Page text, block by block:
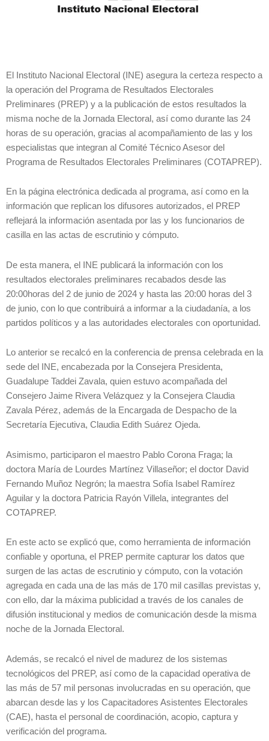
El Instituto Nacional Electoral (INE) asegura la certeza respecto a
la operación del Programa de Resultados Electorales
Preliminares (PREP) y a la publicación de estos resultados la
misma noche de la Jornada Electoral, así como durante las 24
horas de su operación, gracias al acompañamiento de las y los
especialistas que integran al Comité Técnico Asesor del
Programa de Resultados Electorales Preliminares (COTAPREP).
En la página electrónica dedicada al programa, así como en la
información que replican los difusores autorizados, el PREP
reflejará la información asentada por las y los funcionarios de
casilla en las actas de escrutinio y cómputo.
De esta manera, el INE publicará la información con los
resultados electorales preliminares recabados desde las
20:00horas del 2 de junio de 2024 y hasta las 20:00 horas del 3
de junio, con lo que contribuirá a informar a la ciudadanía, a los
partidos políticos y a las autoridades electorales con oportunidad.
Lo anterior se recalcó en la conferencia de prensa celebrada en la
sede del INE, encabezada por la Consejera Presidenta,
Guadalupe Taddei Zavala, quien estuvo acompañada del
Consejero Jaime Rivera Velázquez y la Consejera Claudia
Zavala Pérez, además de la Encargada de Despacho de la
Secretaría Ejecutiva, Claudia Edith Suárez Ojeda.
Asimismo, participaron el maestro Pablo Corona Fraga; la
doctora María de Lourdes Martínez Villaseñor; el doctor David
Fernando Muñoz Negrón; la maestra Sofía Isabel Ramírez
Aguilar y la doctora Patricia Rayón Villela, integrantes del
COTAPREP.
En este acto se explicó que, como herramienta de información
confiable y oportuna, el PREP permite capturar los datos que
surgen de las actas de escrutinio y cómputo, con la votación
agregada en cada una de las más de 170 mil casillas previstas y,
con ello, dar la máxima publicidad a través de los canales de
difusión institucional y medios de comunicación desde la misma
noche de la Jornada Electoral.
Además, se recalcó el nivel de madurez de los sistemas
tecnológicos del PREP, así como de la capacidad operativa de
las más de 57 mil personas involucradas en su operación, que
abarcan desde las y los Capacitadores Asistentes Electorales
(CAE), hasta el personal de coordinación, acopio, captura y
verificación del programa.